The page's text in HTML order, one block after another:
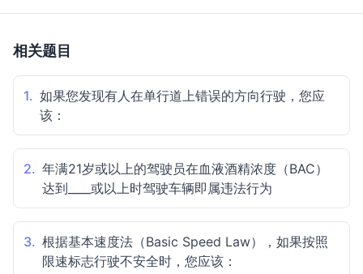
相关题目
1. 如果您发现有人在单行道上错误的方向行驶，您应
该：
2. 年满21岁或以上的驾驶员在血液酒精浓度（BAC）
达到____或以上时驾驶车辆即属违法行为
3. 根据基本速度法（Basic Speed Law），如果按照
限速标志行驶不安全时，您应该：